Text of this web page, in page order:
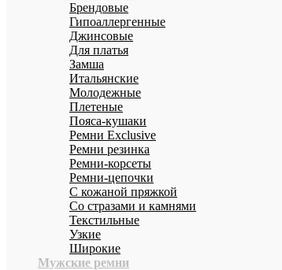
Брендовые
Гипоаллергенные
Джинсовые
Для платья
Замша
Итальянские
Молодежные
Плетеные
Пояса-кушаки
Ремни Exclusive
Ремни резинка
Ремни-корсеты
Ремни-цепочки
С кожаной пряжкой
Со стразами и камнями
Текстильные
Узкие
Широкие
Мужские ремни